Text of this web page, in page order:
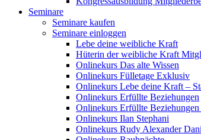
Seminare
Seminare kaufen
Seminare einloggen
Lebe deine weibliche Kraft
Hüterin der weibliche Kraft
Onlinekurs Das alte Wissen
Onlinekurs Fülletage Exklusiv
Onlinekurs Lebe deine Kraft –
Onlinekurs Erfüllte Beziehungen
Onlinekurs Erfüllte
Onlinekurs Ilan Stephani
Onlinekurs Rudy Alexander